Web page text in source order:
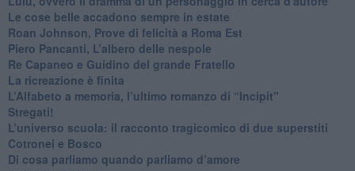
Le cose belle accadono sempre in estate
Roan Johnson, Prove di felicità a Roma Est
Piero Pancanti, L’albero delle nespole
Re Capaneo e Guidino del grande Fratello
La ricreazione è finita
​L’Alfabeto a memoria, l’ultimo romanzo di “Incipit"
​Stregati!
L’universo scuola: il racconto tragicomico di due superstiti
Cotronei e Bosco
Di cosa parliamo quando parliamo d’amore